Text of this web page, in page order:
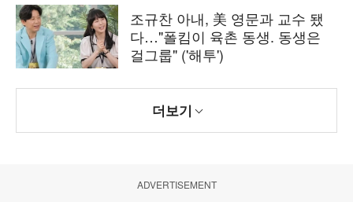
조규찬 아내, 美 영문과 교수 됐
다…"폴킴이 육촌 동생. 동생은
걸그룹" ('해투')
더보기
ADVERTISEMENT